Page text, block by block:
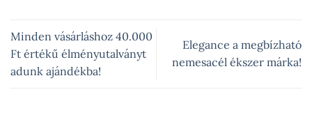
Minden vásárláshoz 40.000
Ft értékű élményutalványt
adunk ajándékba!
Elegance a megbízható
nemesacél ékszer márka!